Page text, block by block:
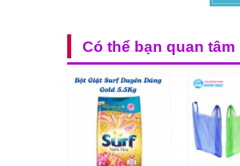
Có thể bạn quan tâm